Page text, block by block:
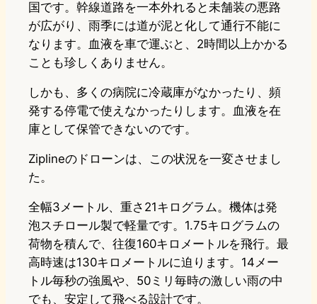
国です。幹線道路を一本外れると未舗装の悪路
が広がり、雨季には道が泥と化して通行不能に
なります。血液を車で運ぶと、2時間以上かかる
ことも珍しくありません。
しかも、多くの病院に冷蔵庫がなかったり、頻
発する停電で使えなかったりします。血液を在
庫として保管できないのです。
Ziplineのドローンは、この状況を一変させまし
た。
全幅3メートル、重さ21キログラム。機体は発
泡スチロール製で軽量です。1.75キログラムの
荷物を積んで、往復160キロメートルを飛行。最
高時速は130キロメートルに迫ります。14メー
トル毎秒の強風や、50ミリ毎時の激しい雨の中
でも、安定して飛べる設計です。